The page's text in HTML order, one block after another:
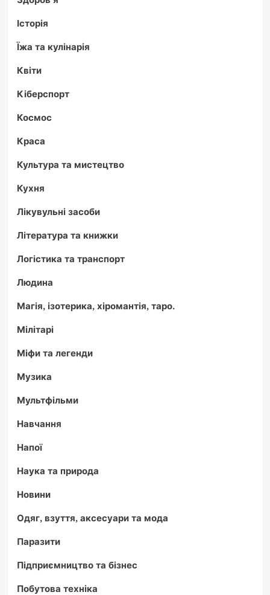
Історія
Їжа та кулінарія
Квіти
Кіберспорт
Космос
Краса
Культура та мистецтво
Кухня
Лікувульні засоби
Література та книжки
Логістика та транспорт
Людина
Магія, ізотерика, хіромантія, таро.
Мілітарі
Міфи та легенди
Музика
Мультфільми
Навчання
Напої
Наука та природа
Новини
Одяг, взуття, аксесуари та мода
Паразити
Підприємництво та бізнес
Побутова техніка